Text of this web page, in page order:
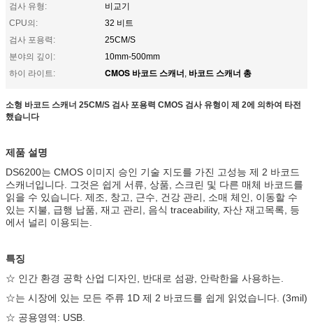
검사 유형:
비교기
CPU의:
32 비트
검사 포용력:
25CM/S
분야의 깊이:
10mm-500mm
하이 라이트:
CMOS 바코드 스캐너, 바코드 스캐너 총
소형 바코드 스캐너 25CM/S 검사 포용력 CMOS 검사 유형이 제 2에 의하여 타전
했습니다
제품 설명
DS6200는 CMOS 이미지 승인 기술 지도를 가진 고성능 제 2 바코드
스캐너입니다. 그것은 쉽게 서류, 상품, 스크린 및 다른 매체 바코드를
읽을 수 있습니다. 제조, 창고, 근수, 건강 관리, 소매 체인, 이동할 수
있는 지불, 급행 납품, 재고 관리, 음식 traceability, 자산 재고목록, 등
에서 널리 이용되는.
특징
☆ 인간 환경 공학 산업 디자인, 반대로 섬광, 안락한을 사용하는.
☆는 시장에 있는 모든 주류 1D 제 2 바코드를 쉽게 읽었습니다. (3mil)
☆ 공용영역: USB.